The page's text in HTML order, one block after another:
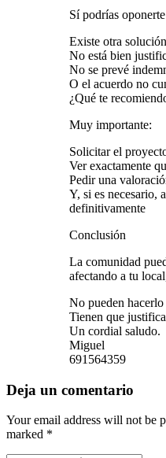
Sí podrías
Existe otra
No está bien
No se prevé
O el acuerdo no
¿Qué te
Muy importante:
Solicitar el
Ver exactamente
Pedir una
Y, si es necesario,
definitivamente
Conclusión
La comunidad
afectando a tu
No pueden
Tienen que
Un cordial saludo.
Miguel
691564359
Deja un comentario
Your email address will not be
marked *